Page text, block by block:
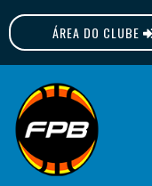
ÁREA DO CLUBE
FPB